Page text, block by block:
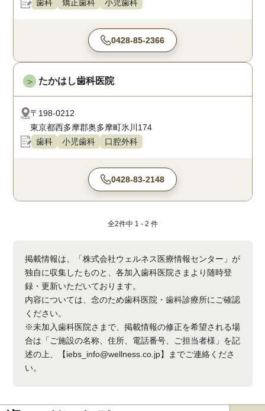
歯科
矯正歯科 小児歯科
0428-85-2366
＞ たかはし歯科医院
〒198-0212
東京都西多摩郡奥多摩町氷川174
歯科
小児歯科 口腔外科
0428-83-2148
全2件中 1 - 2 件
掲載情報は、「株式会社ウェルネス医療情報センター」が
独自に収集したものと、各加入歯科医院さまより随時登
録・更新いただいております。
内容については、念のため歯科医院・歯科診療所にご確認
ください。
※未加入歯科医院さまで、掲載情報の修正を希望される場
合は「ご施設の名称、住所、電話番号、ご担当者様」を記
述の上、【iebs_info@wellness.co.jp】までご連絡くださ
い。